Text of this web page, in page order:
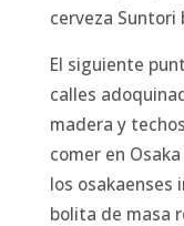
cerveza Suntori
El siguiente
calles
madera y
comer en
los osakaenses
bolita de masa